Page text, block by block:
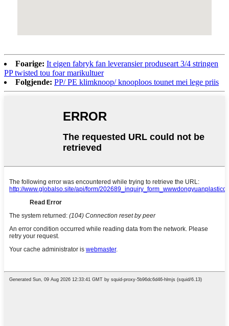
Foarige: It eigen fabryk fan leveransier produseart 3/4 stringen
PP twisted tou foar marikultuer
Folgjende: PP/ PE klimknoop/ knooploos tounet mei lege priis